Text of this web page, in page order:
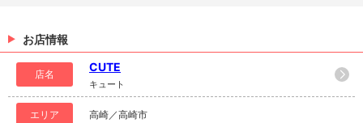
お店情報
店名
CUTE
キュート
エリア 高崎／高崎市